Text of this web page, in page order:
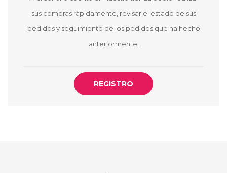
sus compras rápidamente, revisar el estado de sus
pedidos y seguimiento de los pedidos que ha hecho
anteriormente.